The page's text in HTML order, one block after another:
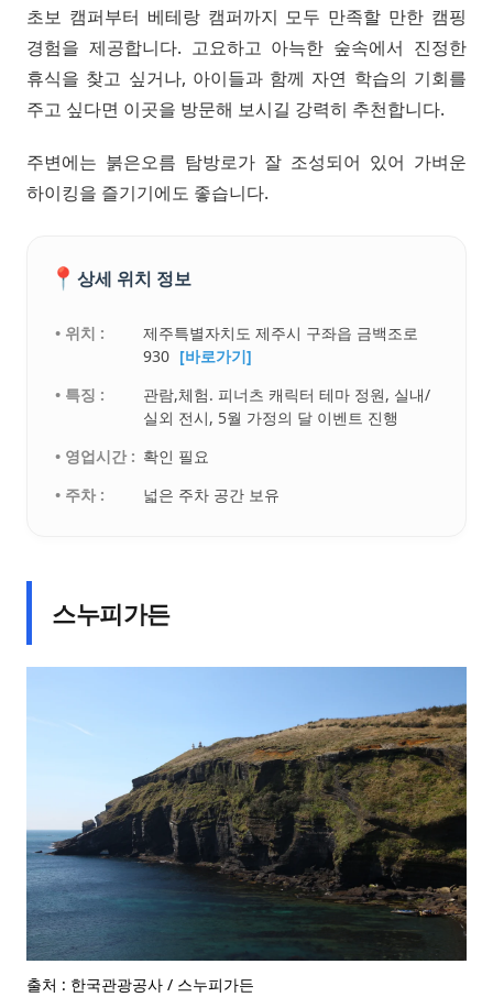
초보 캠퍼부터 베테랑 캠퍼까지 모두 만족할 만한 캠핑
경험을 제공합니다. 고요하고 아늑한 숲속에서 진정한
휴식을 찾고 싶거나, 아이들과 함께 자연 학습의 기회를
주고 싶다면 이곳을 방문해 보시길 강력히 추천합니다.
주변에는 붉은오름 탐방로가 잘 조성되어 있어 가벼운
하이킹을 즐기기에도 좋습니다.
📍 상세 위치 정보
• 위치 :
제주특별자치도 제주시 구좌읍 금백조로
930 [바로가기]
• 특징 :
관람,체험. 피너츠 캐릭터 테마 정원, 실내/
실외 전시, 5월 가정의 달 이벤트 진행
• 영업시간 : 확인 필요
• 주차 :
넓은 주차 공간 보유
스누피가든
출처 : 한국관광공사 / 스누피가든